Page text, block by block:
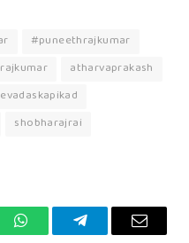
#puneethrajkumar
atharvaprakash
shobharajrai
WhatsAppTelegramEmail